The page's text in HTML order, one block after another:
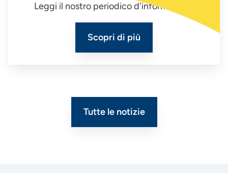
Leggi il nostro periodico d'informazione
Scopri di più
Tutte le notizie